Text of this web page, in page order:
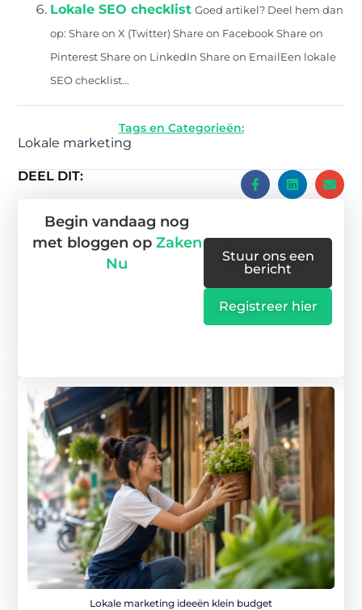
Lokale SEO checklist Goed artikel? Deel hem dan
op: Share on X (Twitter) Share on Facebook Share on
Pinterest Share on LinkedIn Share on EmailEen lokale
SEO checklist...
Tags en Categorieën:
Lokale marketing
DEEL DIT:
Lokale marketing ideeën klein budget
Begin vandaag nog
met bloggen op Zaken
Nu
Stuur ons een
bericht
Registreer hier